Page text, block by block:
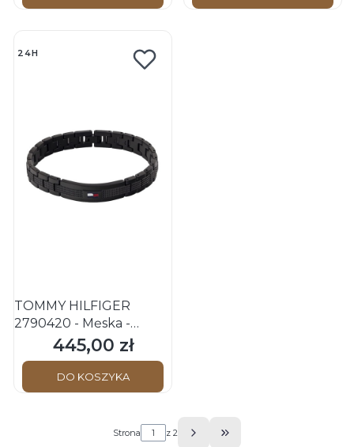
24H
TOMMY HILFIGER
2790420 - Męska -
Bransoletka
Cena
445,00 zł
DO KOSZYKA
Strona z 2
Przejdź do ostatniej